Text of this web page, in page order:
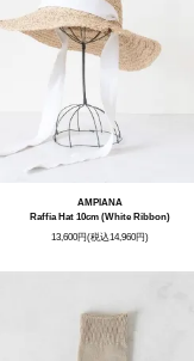
AMPIANA
Raffia Hat 10cm (White Ribbon)
13,600円(税込14,960円)